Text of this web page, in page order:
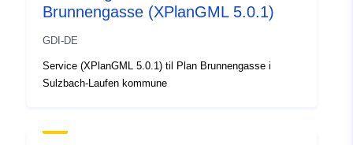
05e2-4d85-8ee1-cebfb755a99e
Brunnengasse (XPlanGML 5.0.1)
GDI-DE
Service (XPlanGML 5.0.1) til Plan Brunnengasse i
Sulzbach-Laufen kommune